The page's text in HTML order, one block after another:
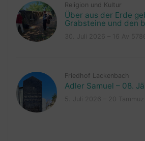
Religion und Kultur
Über aus der Erde
Grabsteine und den
Friedhof Lackenbach
Adler Samuel – 08.